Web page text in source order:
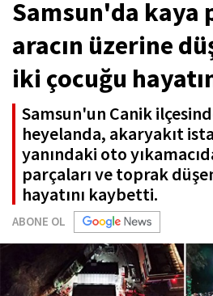
Samsun'da kaya
aracın üzerine
iki çocuğu
Samsun'un Canik
heyelanda, akaryakıt
yanındaki oto
parçaları ve toprak
hayatını kaybetti.
ABONE OL